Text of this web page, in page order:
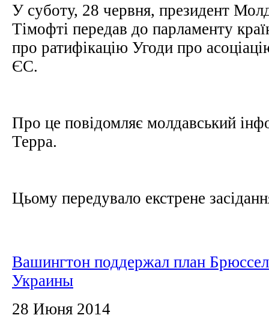
У суботу, 28 червня, президент
Тімофті передав до парламенту
про ратифікацію Угоди про
ЄС.
Про це повідомляє молдавський
Терра.
Цьому передувало екстрене
Вашингтон поддержал план
Украины
28 Июня 2014